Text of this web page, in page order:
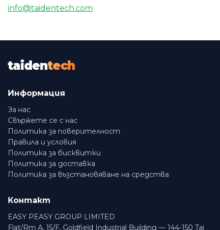
info@taidentech.com
taidentech
Информация
За нас
Свържете се с нас
Политика за поверителност
Правила и условия
Политика за бисквитки
Политика за доставка
Политика за възстановяване на средства
Контакт
EASY PEASY GROUP LIMITED
Flat/Rm A, 15/F, Goldfield Industrial Building — 144-150 Tai